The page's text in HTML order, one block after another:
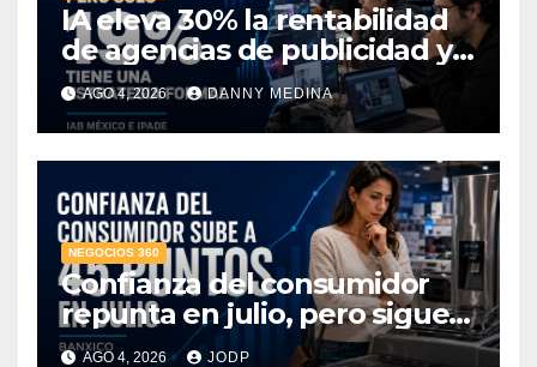
IA eleva 30% la rentabilidad
de agencias de publicidad y
pone en jaque el cobro por
hora: IAB México e IPADE
AGO 4, 2026 DANNY MEDINA
NEGOCIOS 360
Confianza del consumidor
repunta en julio, pero sigue
por debajo de 2025: Banxico
AGO 4, 2026 JODP